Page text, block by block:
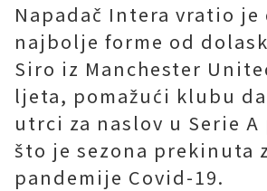
Napadač Intera vratio je
najbolje forme od
Siro iz Manchester
ljeta, pomažući klubu
utrci za naslov u Serie
što je sezona prekinuta
pandemije Covid-19.